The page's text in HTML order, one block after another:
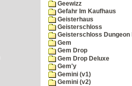
Geewizz
Gefahr Im Kaufhaus
Geisterhaus
Geisterschloss
Geisterschloss Dungeon
Gem
Gem Drop
Gem Drop Deluxe
Gem'y
Gemini (v1)
Gemini (v2)